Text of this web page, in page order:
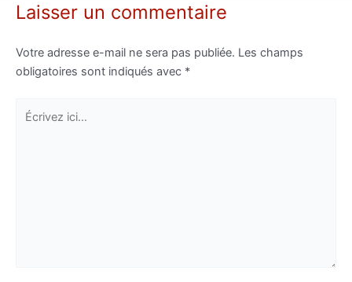
Laisser un commentaire
Votre adresse e-mail ne sera pas publiée. Les champs
obligatoires sont indiqués avec *
Écrivez
ici…